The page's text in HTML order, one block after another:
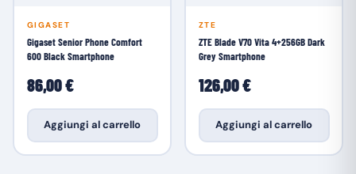
GIGASET
Gigaset Senior Phone Comfort
600 Black Smartphone
86,00 €
Aggiungi al carrello
ZTE
ZTE Blade V70 Vita 4+256GB Dark
Grey Smartphone
126,00 €
Aggiungi al carrello